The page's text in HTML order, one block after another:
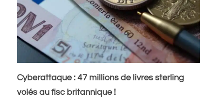
Cyberattaque : 47 millions de livres sterling
volés au fisc britannique !